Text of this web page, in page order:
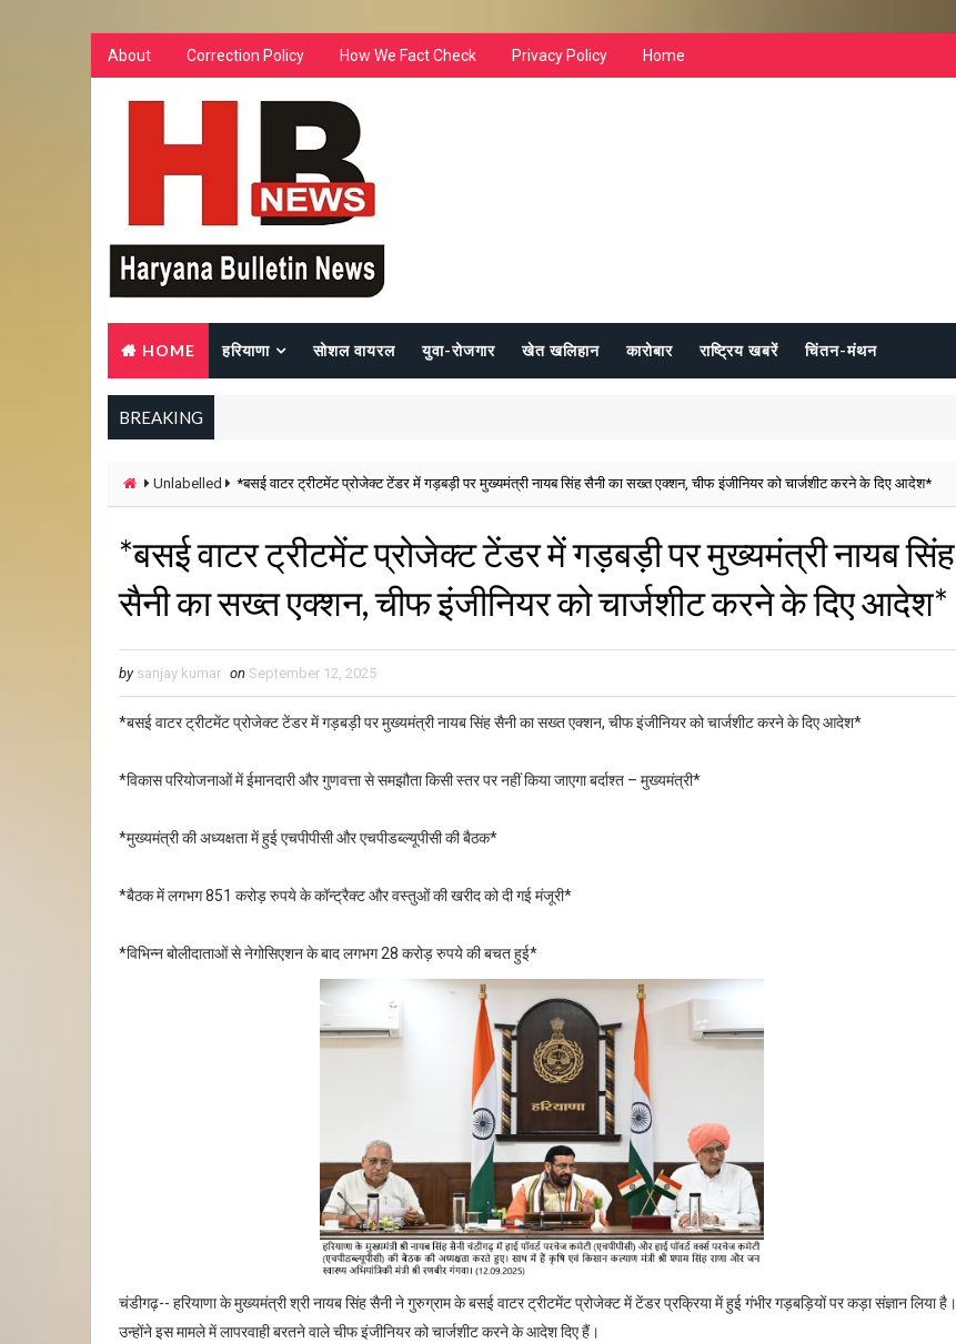
About Correction Policy How We Fact Check Privacy Policy Home
HOME हरियाणा सोशल वायरल युवा-रोजगार खेत खलिहान कारोबार राष्ट्रिय खबरें चिंतन-मंथन
BREAKING
Unlabelled *बसई वाटर ट्रीटमेंट प्रोजेक्ट टेंडर में गड़बड़ी पर मुख्यमंत्री नायब सिंह सैनी का सख्त एक्शन, चीफ इंजीनियर को चार्जशीट करने के दिए आदेश*
*बसई वाटर ट्रीटमेंट प्रोजेक्ट टेंडर में गड़बड़ी पर मुख्यमंत्री नायब सिंह
सैनी का सख्त एक्शन, चीफ इंजीनियर को चार्जशीट करने के दिए आदेश*
by sanjay kumar on September 12, 2025
*बसई वाटर ट्रीटमेंट प्रोजेक्ट टेंडर में गड़बड़ी पर मुख्यमंत्री नायब सिंह सैनी का सख्त एक्शन, चीफ इंजीनियर को चार्जशीट करने के दिए आदेश*
*विकास परियोजनाओं में ईमानदारी और गुणवत्ता से समझौता किसी स्तर पर नहीं किया जाएगा बर्दाश्त – मुख्यमंत्री*
*मुख्यमंत्री की अध्यक्षता में हुई एचपीपीसी और एचपीडब्ल्यूपीसी की बैठक*
*बैठक में लगभग 851 करोड़ रुपये के कॉन्ट्रैक्ट और वस्तुओं की खरीद को दी गई मंजूरी*
*विभिन्न बोलीदाताओं से नेगोसिएशन के बाद लगभग 28 करोड़ रुपये की बचत हुई*
चंडीगढ़-- हरियाणा के मुख्यमंत्री श्री नायब सिंह सैनी ने गुरुग्राम के बसई वाटर ट्रीटमेंट प्रोजेक्ट में टेंडर प्रक्रिया में हुई गंभीर गड़बड़ियों पर कड़ा संज्ञान लिया है।
उन्होंने इस मामले में लापरवाही बरतने वाले चीफ इंजीनियर को चार्जशीट करने के आदेश दिए हैं।